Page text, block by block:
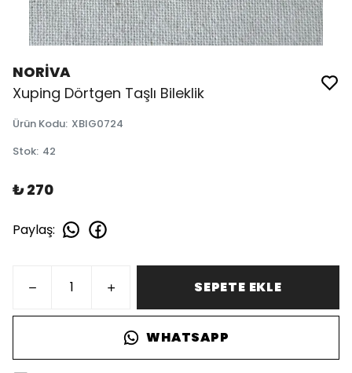
NORİVA
Xuping Dörtgen Taşlı Bileklik
Ürün Kodu: XBIG0724
Stok: 42
₺ 270
Paylaş:
SEPETE EKLE
WHATSAPP